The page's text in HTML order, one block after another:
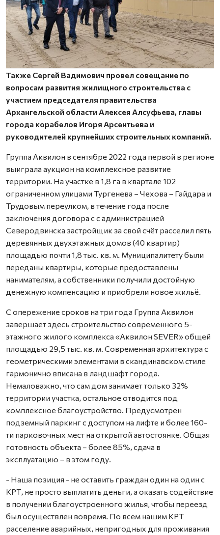
Также Сергей Вадимович провел совещание по
вопросам развития жилищного строительства с
участием председателя правительства
Архангельской области Алексея Алсуфьева, главы
города корабелов Игоря Арсентьева и
руководителей крупнейших строительных компаний.
Группа Аквилон в сентябре 2022 года первой в регионе
выиграла аукцион на комплексное развитие
территории. На участке в 1,8 га в квартале 102
ограниченном улицами Тургенева – Чехова – Гайдара и
Трудовым переулком, в течение года после
заключения договора с с администрацией
Северодвинска застройщик за свой счёт расселил пять
деревянных двухэтажных домов (40 квартир)
площадью почти 1,8 тыс. кв. м. Муниципалитету были
переданы квартиры, которые предоставлены
нанимателям, а собственники получили достойную
денежную компенсацию и приобрели новое жильё.
С опережение сроков на три года Группа Аквилон
завершает здесь строительство современного 5-
этажного жилого комплекса «Аквилон SEVER» общей
площадью 29,5 тыс. кв. м. Современная архитектура с
геометрическими элементами в скандинавском стиле
гармонично вписана в ландшафт города.
Немаловажно, что сам дом занимает только 32%
территории участка, остальное отводится под
комплексное благоустройство. Предусмотрен
подземный паркинг с доступом на лифте и более 160-
ти парковочных мест на открытой автостоянке. Общая
готовность объекта – более 85%, сдача в
эксплуатацию – в этом году.
- Наша позиция - не оставить граждан один на один с
КРТ, не просто выплатить деньги, а оказать содействие
в получении благоустроенного жилья, чтобы переезд
был осуществлен вовремя. По всем нашим КРТ
расселение аварийных, непригодных для проживания